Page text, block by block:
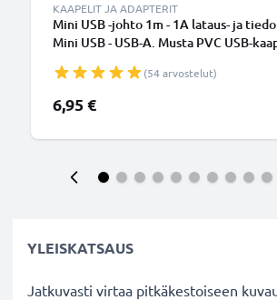
KAAPELIT JA ADAPTERIT
Mini USB -johto 1m - 1A lataus- ja
Mini USB - USB-A. Musta PVC USB-
(54 arvostelut)
6,95 €
YLEISKATSAUS
Jatkuvasti virtaa pitkäkestoiseen